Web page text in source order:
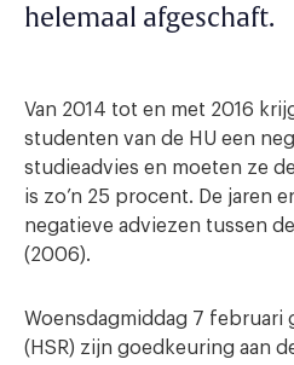
helemaal afgeschaft.
Van 2014 tot en met 2016
studenten van de HU een
studieadvies en moeten ze
is zo’n 25 procent. De jaren
negatieve adviezen tussen
(2006).
Woensdagmiddag 7 februari
(HSR) zijn goedkeuring aan